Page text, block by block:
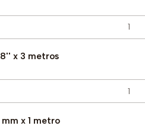
x 3 metros
x 1 metro